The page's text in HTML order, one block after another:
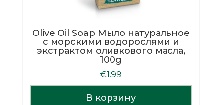
Olive Oil Soap Мыло натуральное
с морскими водорослями и
экстрактом оливкового масла,
100g
€1.99
В корзину